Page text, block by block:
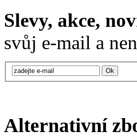
Slevy, akce,
svůj e-mail a
Alternativní